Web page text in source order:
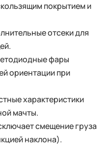
покрытием и
отсеки для
фары
ориентации при
характеристики
мачты.
смещение груза
наклона).